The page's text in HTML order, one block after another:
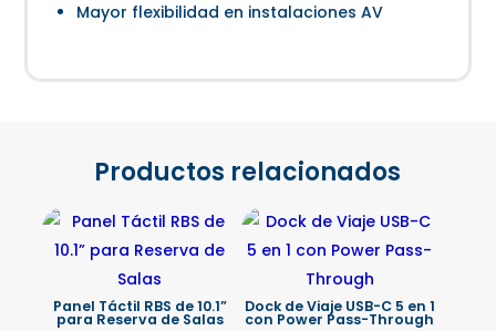
Mayor flexibilidad en instalaciones AV
Productos relacionados
Panel Táctil RBS de 10.1”
para Reserva de Salas
Dock de Viaje USB-C 5 en 1
con Power Pass-Through